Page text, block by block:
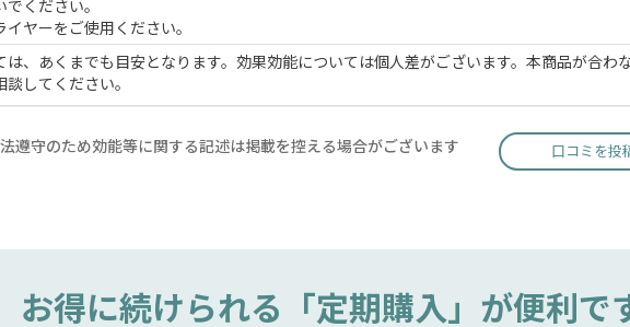
ください。
ヤーをご使用ください。
、あくまでも目安となります。効果効能については個人差がございます。本商品が合わ
してください。
遵守のため効能等に関する記述は掲載を控える場合がございます 口コミを投
お得に続けられる 「定期購入」が便利で